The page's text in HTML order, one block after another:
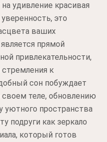
удивление красивая
это
ваших
прямой
привлекательности,
стремления к
сон побуждает
своем теле, обновлению
уютного пространства
подруги как зеркало
который готов